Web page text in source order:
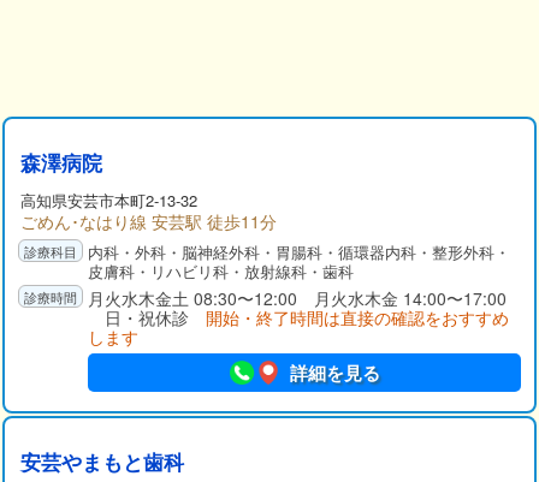
森澤病院
高知県安芸市本町2-13-32
ごめん･なはり線 安芸駅 徒歩11分
内科・外科・脳神経外科・胃腸科・循環器内科・整形外科・
皮膚科・リハビリ科・放射線科・歯科
月火水木金土 08:30〜12:00 月火水木金 14:00〜17:00
日・祝休診 開始・終了時間は直接の確認をおすすめ
します
詳細を見る
安芸やまもと歯科